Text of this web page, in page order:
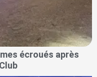
écroués après